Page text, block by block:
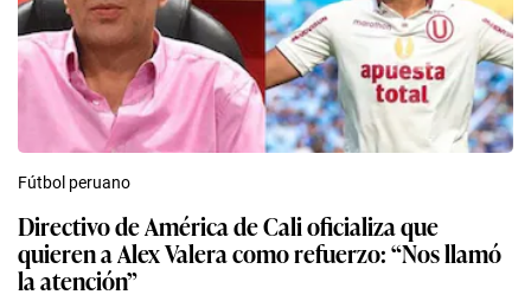
Fútbol peruano
Directivo de América de Cali oficializa que
quieren a Alex Valera como refuerzo: “Nos llamó
la atención”